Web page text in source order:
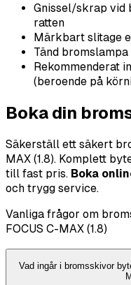
Gnissel/skrap vid
ratten
Märkbart slitage
Tänd
Rekommenderat
(beroende på
Boka din
Säkerställ ett säkert
MAX (1.8). Komplett
till fast pris. Boka
och trygg service.
Vanliga frågor om
FOCUS C-MAX (1.8)
Vad ingår i bromsskivor